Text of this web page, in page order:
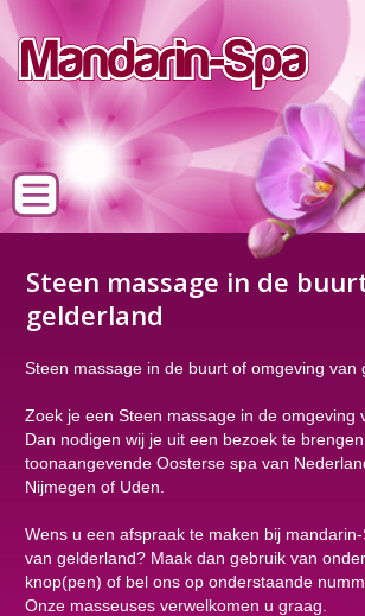
Steen massage in de
gelderland
Steen massage in de buurt of omgeving van
Zoek je een Steen massage in de omgeving
Dan nodigen wij je uit een bezoek te
toonaangevende Oosterse spa van
Nijmegen of Uden.
Wens u een afspraak te maken bij
van gelderland? Maak dan gebruik van
knop(pen) of bel ons op onderstaande
Onze masseuses verwelkomen u graag.